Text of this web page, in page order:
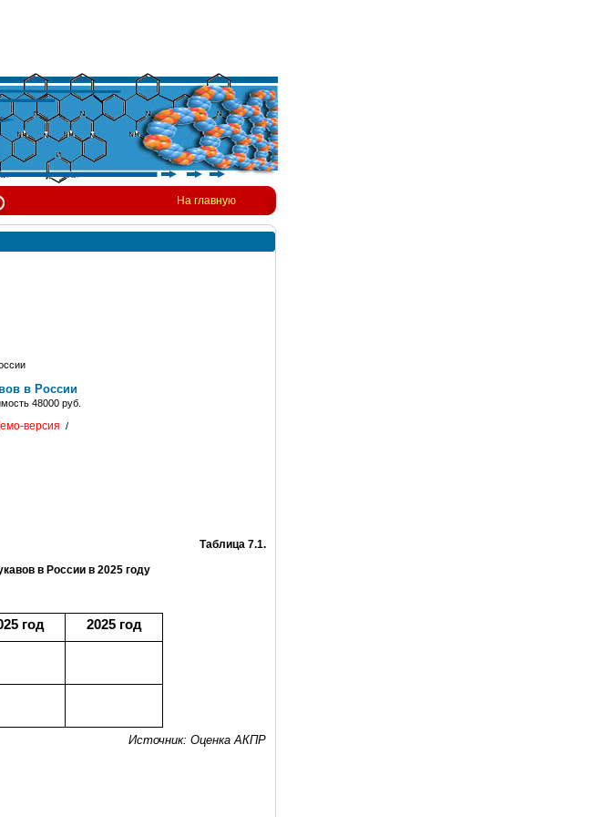
На главную
в России
48000 руб.
версия /
Таблица 7.1.
в России в 2025 году
год
2025 год
Источник: Оценка АКПР